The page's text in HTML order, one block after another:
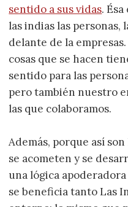
sentido a sus vidas.
las indias las personas,
delante de la
cosas que se hacen
sentido para las
pero también nuestro
las que colaboramos.
Además, porque así
se acometen y se
una lógica
se beneficia tanto Las